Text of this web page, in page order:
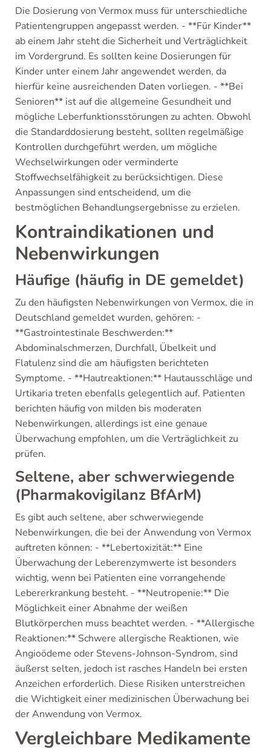
Die Dosierung von Vermox muss für unterschiedliche
Patientengruppen angepasst werden. - **Für Kinder**
ab einem Jahr steht die Sicherheit und Verträglichkeit
im Vordergrund. Es sollten keine Dosierungen für
Kinder unter einem Jahr angewendet werden, da
hierfür keine ausreichenden Daten vorliegen. - **Bei
Senioren** ist auf die allgemeine Gesundheit und
mögliche Leberfunktionsstörungen zu achten. Obwohl
die Standarddosierung besteht, sollten regelmäßige
Kontrollen durchgeführt werden, um mögliche
Wechselwirkungen oder verminderte
Stoffwechselfähigkeit zu berücksichtigen. Diese
Anpassungen sind entscheidend, um die
bestmöglichen Behandlungsergebnisse zu erzielen.
Kontraindikationen und
Nebenwirkungen
Häufige (häufig in DE gemeldet)
Zu den häufigsten Nebenwirkungen von Vermox, die in
Deutschland gemeldet wurden, gehören: -
**Gastrointestinale Beschwerden:**
Abdominalschmerzen, Durchfall, Übelkeit und
Flatulenz sind die am häufigsten berichteten
Symptome. - **Hautreaktionen:** Hautausschläge und
Urtikaria treten ebenfalls gelegentlich auf. Patienten
berichten häufig von milden bis moderaten
Nebenwirkungen, allerdings ist eine genaue
Überwachung empfohlen, um die Verträglichkeit zu
prüfen.
Seltene, aber schwerwiegende
(Pharmakovigilanz BfArM)
Es gibt auch seltene, aber schwerwiegende
Nebenwirkungen, die bei der Anwendung von Vermox
auftreten können: - **Lebertoxizität:** Eine
Überwachung der Leberenzymwerte ist besonders
wichtig, wenn bei Patienten eine vorrangehende
Lebererkrankung besteht. - **Neutropenie:** Die
Möglichkeit einer Abnahme der weißen
Blutkörperchen muss beachtet werden. - **Allergische
Reaktionen:** Schwere allergische Reaktionen, wie
Angioödeme oder Stevens-Johnson-Syndrom, sind
äußerst selten, jedoch ist rasches Handeln bei ersten
Anzeichen erforderlich. Diese Risiken unterstreichen
die Wichtigkeit einer medizinischen Überwachung bei
der Anwendung von Vermox.
Vergleichbare Medikamente